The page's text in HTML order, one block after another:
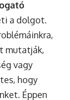
a dolgot.
mutatják,
vagy
hogy
Éppen